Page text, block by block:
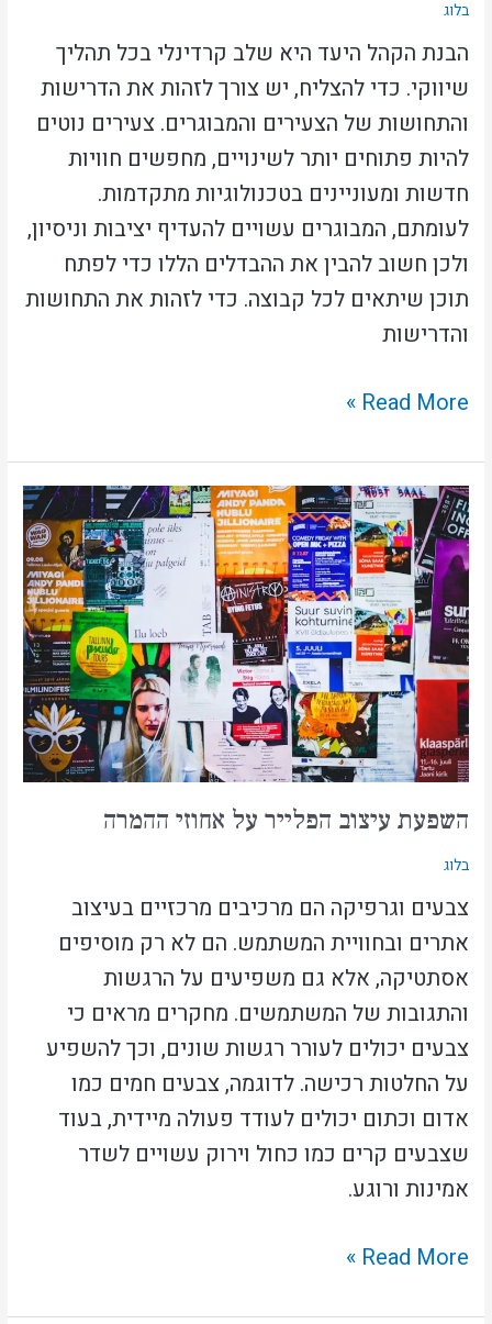
בלוג
הבנת הקהל היעד היא שלב קרדינלי בכל תהליך
שיווקי. כדי להצליח, יש צורך לזהות את הדרישות
והתחושות של הצעירים והמבוגרים. צעירים נוטים
להיות פתוחים יותר לשינויים, מחפשים חוויות
חדשות ומעוניינים בטכנולוגיות מתקדמות.
לעומתם, המבוגרים עשויים להעדיף יציבות וניסיון,
ולכן חשוב להבין את ההבדלים הללו כדי לפתח
תוכן שיתאים לכל קבוצה. כדי לזהות את התחושות
והדרישות
Read More »
השפעת עיצוב הפלייר על אחוזי ההמרה
בלוג
צבעים וגרפיקה הם מרכיבים מרכזיים בעיצוב
אתרים ובחוויית המשתמש. הם לא רק מוסיפים
אסתטיקה, אלא גם משפיעים על הרגשות
והתגובות של המשתמשים. מחקרים מראים כי
צבעים יכולים לעורר רגשות שונים, וכך להשפיע
על החלטות רכישה. לדוגמה, צבעים חמים כמו
אדום וכתום יכולים לעודד פעולה מיידית, בעוד
שצבעים קרים כמו כחול וירוק עשויים לשדר
אמינות ורוגע.
השפעת
עיצוב
הפלייר
על
אחוזי
ההמרה
Read More »